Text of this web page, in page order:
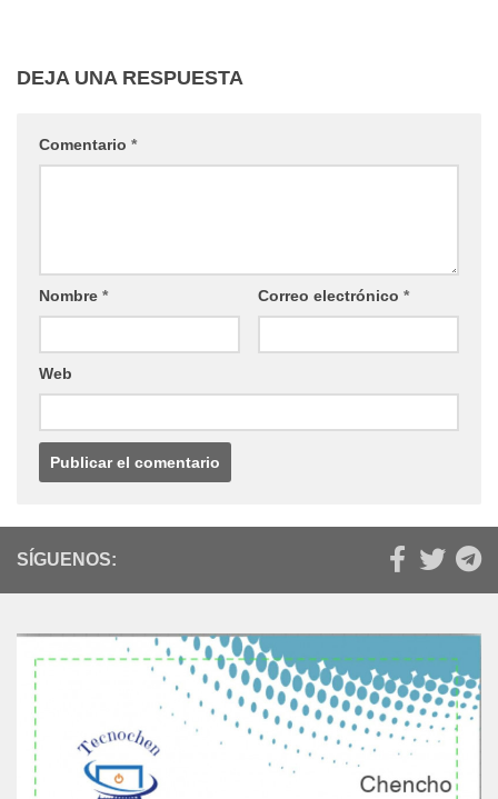
DEJA UNA RESPUESTA
Comentario *
Nombre * Correo electrónico *
Web
SÍGUENOS: